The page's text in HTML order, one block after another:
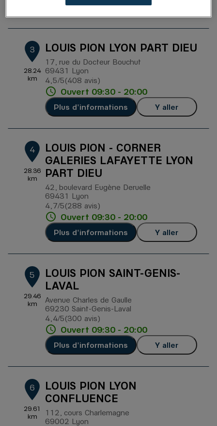
Plus d'informations
3
28.24
km
LOUIS PION LYON PART DIEU
17, rue du Docteur Bouchut
69431 Lyon
4,5/5 Note de 4.5 sur 5
(408 avis)
Ouvert 09:30 - 20:00
Plus d'informations Y aller
4
28.36
km
LOUIS PION - CORNER
GALERIES LAFAYETTE LYON
PART DIEU
42, boulevard Eugène Deruelle
69431 Lyon
4,7/5 Note de 4.7 sur 5
(288 avis)
Ouvert 09:30 - 20:00
Plus d'informations Y aller
5
29.46
km
LOUIS PION SAINT-GENIS-
LAVAL
Avenue Charles de Gaulle
69230 Saint-Genis-Laval
4,4/5 Note de 4.4 sur 5
(300 avis)
Ouvert 09:30 - 20:00
Plus d'informations Y aller
6
29.61
km
LOUIS PION LYON
CONFLUENCE
112, cours Charlemagne
69002 Lyon